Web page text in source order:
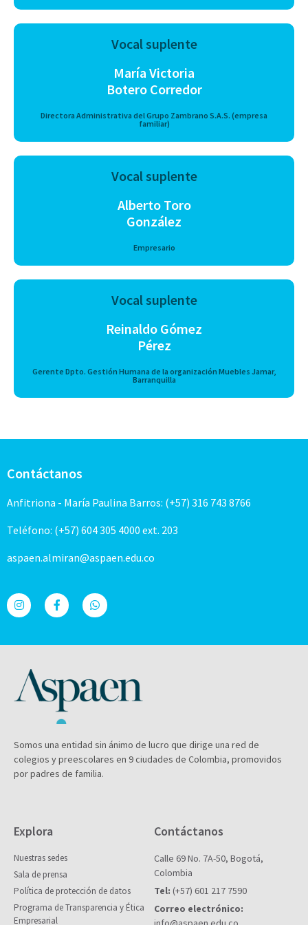
Vocal suplente
María Victoria
Botero Corredor
Directora Administrativa del Grupo Zambrano S.A.S. (empresa
familiar)
Vocal suplente
Alberto Toro
González
Empresario
Vocal suplente
Reinaldo Gómez
Pérez
Gerente Dpto. Gestión Humana de la organización Muebles Jamar,
Barranquilla
Contáctanos
Anfitriona - María Paulina Barros: (+57) 316 743 8766
Teléfono: (+57) 604 305 4000 ext. 203
aspaen.almiran@aspaen.edu.co
Somos una entidad sin ánimo de lucro que dirige una red de
colegios y preescolares en 9 ciudades de Colombia, promovidos
por padres de familia.
Explora
Nuestras sedes
Sala de prensa
Política de protección de datos
Programa de Transparencia y Ética
Empresarial
Contáctanos
Calle 69 No. 7A-50, Bogotá,
Colombia
Tel: (+57) 601 217 7590
Correo electrónico: